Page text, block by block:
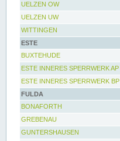
UELZEN OW
UELZEN UW
WITTINGEN
ESTE
BUXTEHUDE
ESTE INNERES SPERRWERK AP
ESTE INNERES SPERRWERK BP
FULDA
BONAFORTH
GREBENAU
GUNTERSHAUSEN